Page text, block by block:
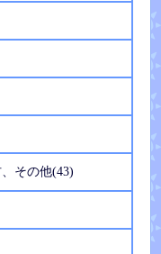
その他(43)